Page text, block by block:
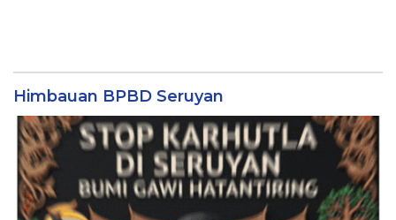
Himbauan BPBD Seruyan